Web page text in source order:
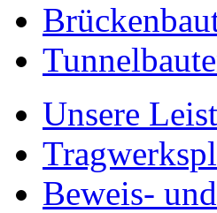
Unsere
Beweis-